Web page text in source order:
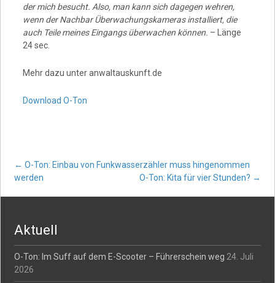
der mich besucht. Also, man kann sich dagegen wehren,
wenn der Nachbar Überwachungskameras installiert, die
auch Teile meines Eingangs überwachen können. – Länge
24 sec.
Mehr dazu unter anwaltauskunft.de
Download O-Ton
Post
← O-Ton: Einbau von Funkwasserzähler muss hingenommen
werden
O-Ton: Kita für vier Stunden? →
Aktuell
O-Ton: Im Suff auf dem E-Scooter – Führerschein weg 24. Juli
2026